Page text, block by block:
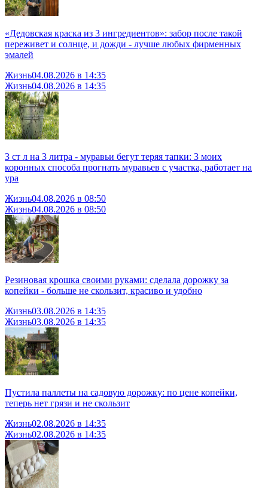
«Дедовская краска из 3 ингредиентов»: забор после такой
переживет и солнце, и дожди - лучше любых фирменных
эмалей
Жизнь04.08.2026 в 14:35
Жизнь04.08.2026 в 14:35
3 ст л на 3 литра - муравьи бегут теряя тапки: 3 моих
коронных способа прогнать муравьев с участка, работает на
ура
Жизнь04.08.2026 в 08:50
Жизнь04.08.2026 в 08:50
Резиновая крошка своими руками: сделала дорожку за
копейки - больше не скользит, красиво и удобно
Жизнь03.08.2026 в 14:35
Жизнь03.08.2026 в 14:35
Пустила паллеты на садовую дорожку: по цене копейки,
теперь нет грязи и не скользит
Жизнь02.08.2026 в 14:35
Жизнь02.08.2026 в 14:35